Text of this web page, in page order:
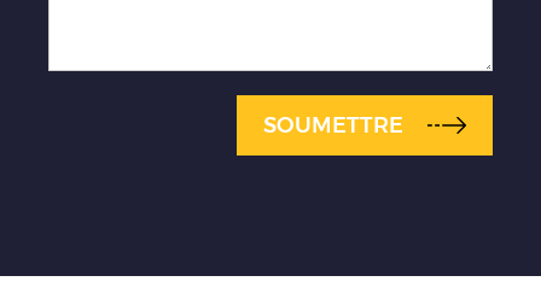
SOUMETTRE